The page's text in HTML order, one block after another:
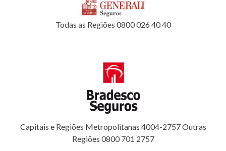
Todas as Regiões 0800 026 40 40
Capitais e Regiões Metropolitanas 4004-2757 Outras
Regiões 0800 701 2757